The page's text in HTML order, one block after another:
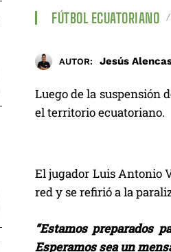
FÚTBOL ECUATORIANO
AUTOR: Jesús
Luego de la suspensión
el territorio ecuatoriano.
El jugador Luis Antonio
red y se refirió a la
“Estamos preparados
Esperamos sea un